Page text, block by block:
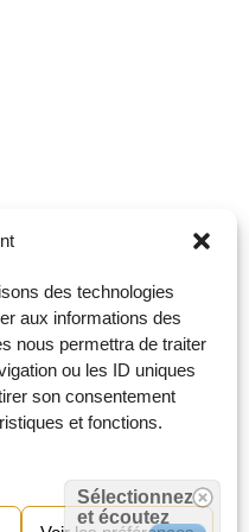
des technologies
aux informations des
nous permettra de traiter
ou les ID uniques
son consentement
et fonctions.
Sélectionnez
et écoutez